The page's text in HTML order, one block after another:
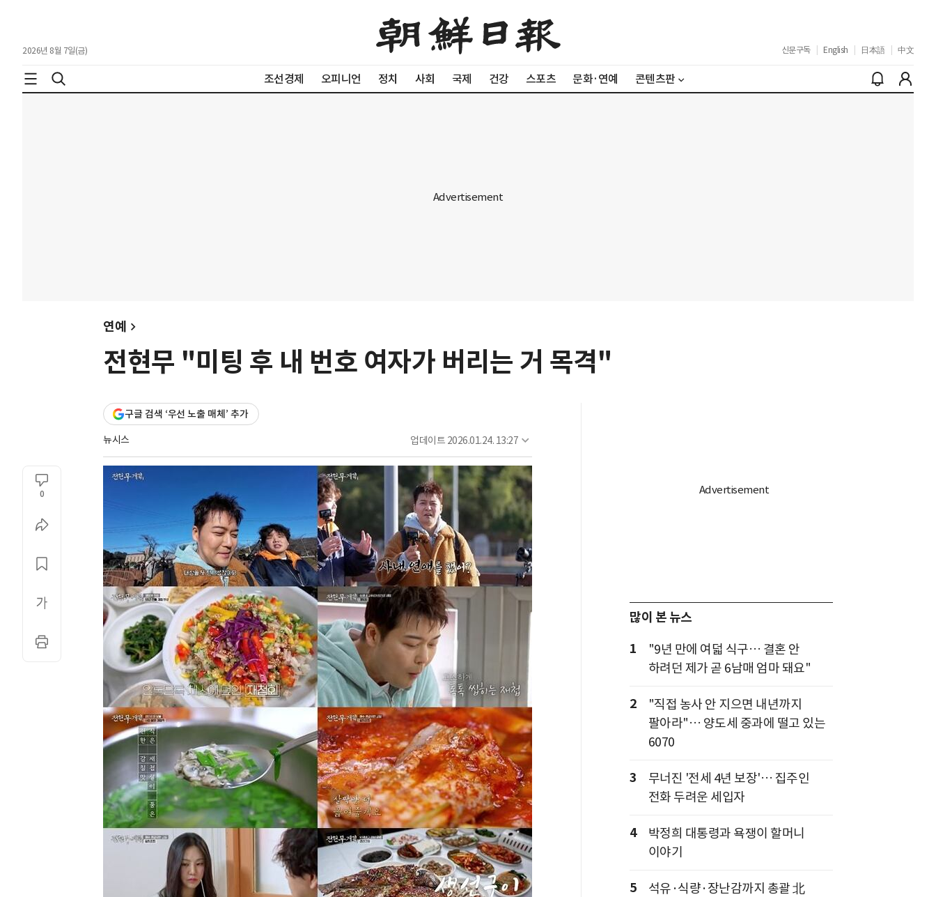
2026년 8월 7일(금) 신문구독 English 日本語 中文
조선경제 오피니언 정치 사회 국제 건강 스포츠 문화·연예 콘텐츠판
연예
전현무 "미팅 후 내 번호 여자가 버리는 거 목격"
구글 검색 ‘우선 노출 매체’ 추가
뉴시스 업데이트 2026.01.24. 13:27
0
많이 본 뉴스
1
"9년 만에 여덟 식구… 결혼 안
하려던 제가 곧 6남매 엄마 돼요"
2
"직접 농사 안 지으면 내년까지
팔아라"… 양도세 중과에 떨고 있는
6070
3
무너진 '전세 4년 보장'… 집주인
전화 두려운 세입자
4
박정희 대통령과 욕쟁이 할머니
이야기
5
석유·식량·장난감까지 총괄 北